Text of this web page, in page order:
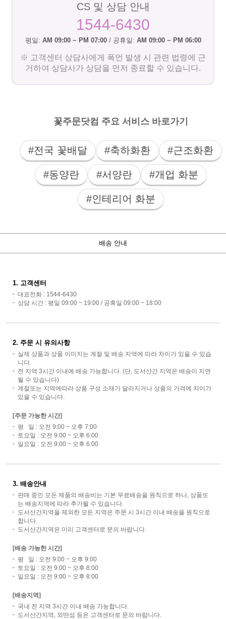
CS 및 상담 안내
1544-6430
평일: AM 09:00 ~ PM 07:00 / 공휴일: AM 09:00 ~ PM 06:00
※ 고객센터 상담사에게 폭언 발생 시 관련 법령에 근
거하여 상담사가 상담을 먼저 종료할 수 있습니다.
꽃주문닷컴 주요 서비스 바로가기
#전국 꽃배달 #축하화환 #근조화환
#동양란 #서양란 #개업 화분
#인테리어 화분
배송 안내
1. 고객센터
대표전화 : 1544-6430
상담 시간 : 평일 09:00 ~ 19:00 / 공휴일 09:00 ~ 18:00
2. 주문 시 유의사항
실제 상품과 상품 이미지는 계절 및 배송 지역에 따라 차이가 있을 수 있습
니다.
전 지역 3시간 이내에 배송 가능합니다. (단, 도서산간 지역은 배송이 지연
될 수 있습니다)
계절또는 지역에따라 상품 구성 소재가 달라지거나 상품의 가격에 차이가
있을 수 있습니다.
[주문 가능한 시간]
평 일 : 오전 9:00 ~ 오후 7:00
토요일 : 오전 9:00 ~ 오후 6:00
일요일 : 오전 9:00 ~ 오후 6:00
3. 배송안내
판매 중인 모든 제품의 배송비는 기본 무료배송을 원칙으로 하나, 상품또
는 배송지역에 따라 추가될 수 있습니다.
도서산간지역을 제외한 모든 지역은 주문 시 3시간 이내 배송을 원칙으로
합니다.
도서산간지역은 미리 고객센터로 문의 바랍니다.
[배송 가능한 시간]
평 일 : 오전 9:00 ~ 오후 9:00
토요일 : 오전 9:00 ~ 오후 8:00
일요일 : 오전 9:00 ~ 오후 8:00
[배송지역]
국내 전 지역 3시간 이내 배송 가능합니다.
도서산간지역, 외딴섬 등은 고객센터로 문의 바랍니다.